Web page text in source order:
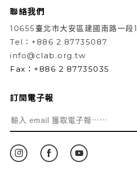
聯絡我們
10655臺北市大安區建國南路一段
Tel：+886 2 87735087
info@clab.org.tw
Fax：+886 2 87735035
訂閱電子報